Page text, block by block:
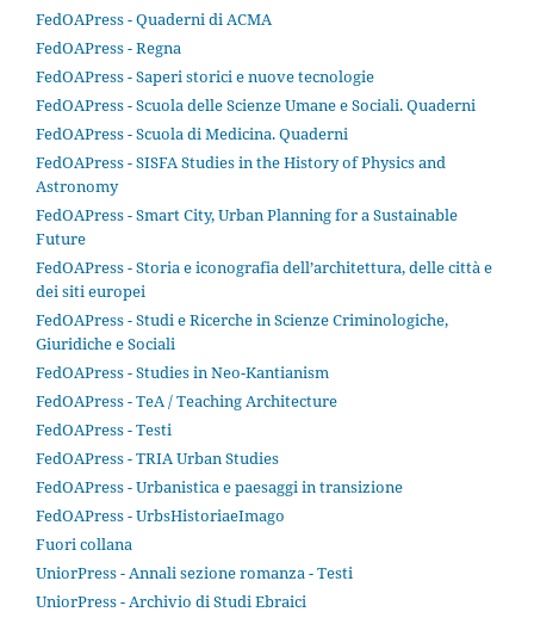
FedOAPress - Quaderni di ACMA
FedOAPress - Regna
FedOAPress - Saperi storici e nuove tecnologie
FedOAPress - Scuola delle Scienze Umane e Sociali. Quaderni
FedOAPress - Scuola di Medicina. Quaderni
FedOAPress - SISFA Studies in the History of Physics and
Astronomy
FedOAPress - Smart City, Urban Planning for a Sustainable
Future
FedOAPress - Storia e iconografia dell’architettura, delle città e
dei siti europei
FedOAPress - Studi e Ricerche in Scienze Criminologiche,
Giuridiche e Sociali
FedOAPress - Studies in Neo-Kantianism
FedOAPress - TeA / Teaching Architecture
FedOAPress - Testi
FedOAPress - TRIA Urban Studies
FedOAPress - Urbanistica e paesaggi in transizione
FedOAPress - UrbsHistoriaeImago
Fuori collana
UniorPress - Annali sezione romanza - Testi
UniorPress - Archivio di Studi Ebraici